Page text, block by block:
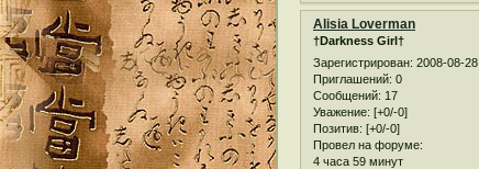
Alisia Loverman
†Darkness Girl†
Зарегистрирован: 2008-08-28
Приглашений: 0
Сообщений: 17
Уважение: [+0/-0]
Позитив: [+0/-0]
Провел на форуме:
4 часа 59 минут